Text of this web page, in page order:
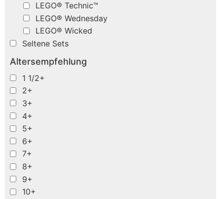
LEGO® Technic™
LEGO® Wednesday
LEGO® Wicked
Seltene Sets
Altersempfehlung
1 1/2+
2+
3+
4+
5+
6+
7+
8+
9+
10+